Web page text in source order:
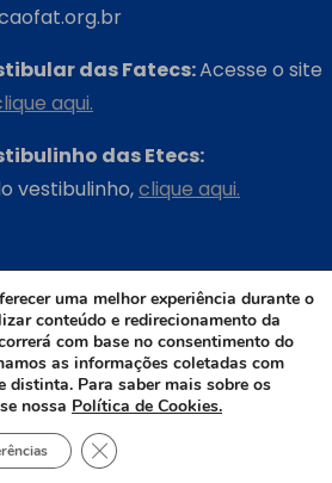
das Fatecs:Acesse o site
aqui.
das Etecs:
vestibulinho,clique aqui.
Retiro – São Paulo – SP
uma melhor experiência durante o
conteúdo e redirecionamento da
com base no consentimento do
as informações coletadas com
distinta. Para saber mais sobre os
nossa Política de Cookies.
Close GDPR Cookie Banner